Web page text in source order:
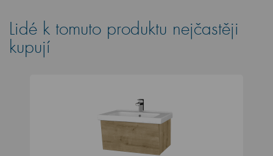
Lidé k tomuto produktu nejčastěji
kupují